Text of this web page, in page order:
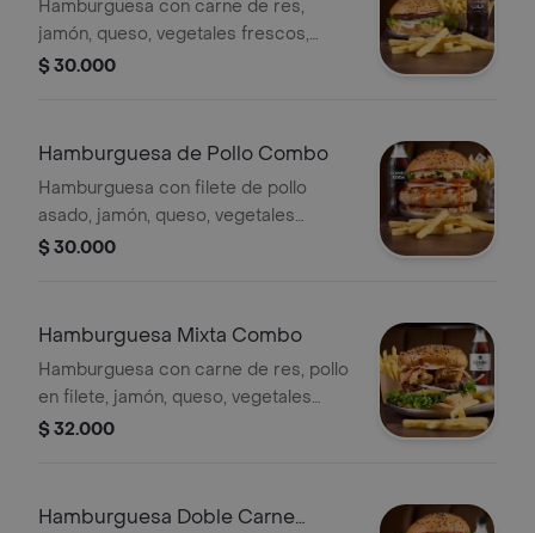
Hamburguesa con carne de res,
jamón, queso, vegetales frescos,
salsas de la casa (tartara y piña),
$ 30.000
Hamburguesa de Pollo Combo
Hamburguesa con filete de pollo
asado, jamón, queso, vegetales
frescos y salsas de la casa (tartara y
disponibilidad
$ 30.000
Hamburguesa Mixta Combo
Hamburguesa con carne de res, pollo
en filete, jamón, queso, vegetales
frescos y salsas de la casa (tartara y
disponibilidad
$ 32.000
Hamburguesa Doble Carne